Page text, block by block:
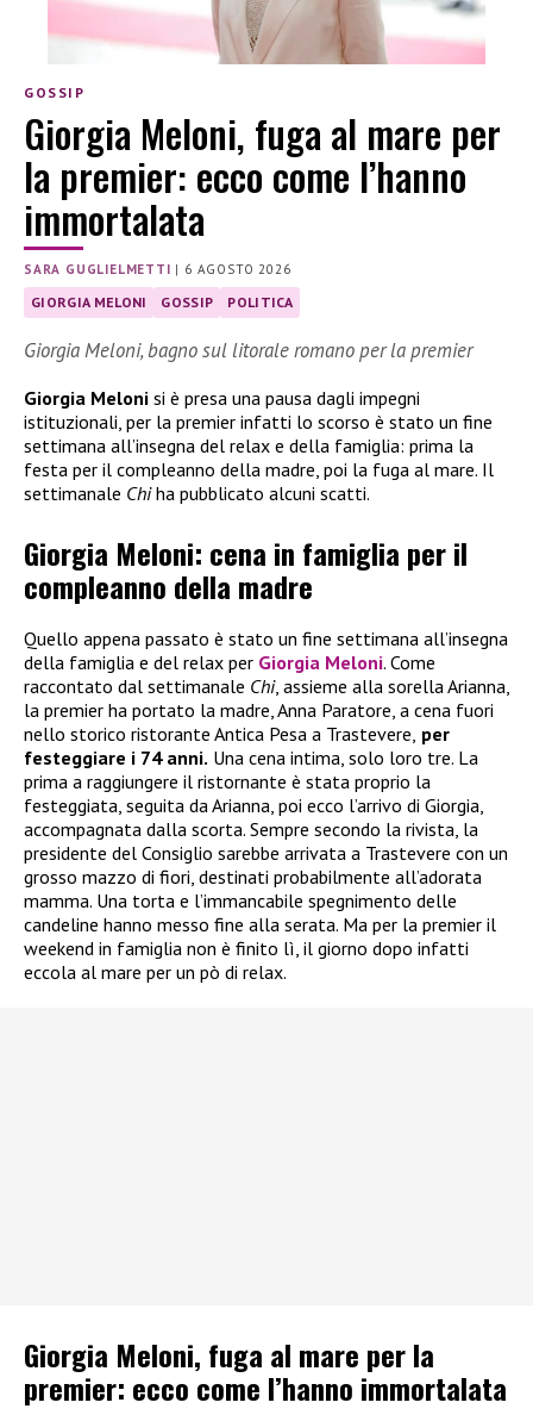
GOSSIP
Giorgia Meloni, fuga al mare per
la premier: ecco come l’hanno
immortalata
SARA GUGLIELMETTI | 6 AGOSTO 2026
GIORGIA MELONI GOSSIP POLITICA
Giorgia Meloni, bagno sul litorale romano per la premier
Giorgia Meloni si è presa una pausa dagli impegni
istituzionali, per la premier infatti lo scorso è stato un fine
settimana all’insegna del relax e della famiglia: prima la
festa per il compleanno della madre, poi la fuga al mare. Il
settimanale Chiha pubblicato alcuni scatti.
Giorgia Meloni: cena in famiglia per il
compleanno della madre
Quello appena passato è stato un fine settimana all’insegna
della famiglia e del relax per Giorgia Meloni. Come
raccontato dal settimanale Chi, assieme alla sorella Arianna,
la premier ha portato la madre, Anna Paratore, a cena fuori
nello storico ristorante Antica Pesa a Trastevere, per
festeggiare i 74 anni. Una cena intima, solo loro tre. La
prima a raggiungere il ristornante è stata proprio la
festeggiata, seguita da Arianna, poi ecco l’arrivo di Giorgia,
accompagnata dalla scorta. Sempre secondo la rivista, la
presidente del Consiglio sarebbe arrivata a Trastevere con un
grosso mazzo di fiori, destinati probabilmente all’adorata
mamma. Una torta e l’immancabile spegnimento delle
candeline hanno messo fine alla serata. Ma per la premier il
weekend in famiglia non è finito lì, il giorno dopo infatti
eccola al mare per un pò di relax.
Giorgia Meloni, fuga al mare per la
premier: ecco come l’hanno immortalata